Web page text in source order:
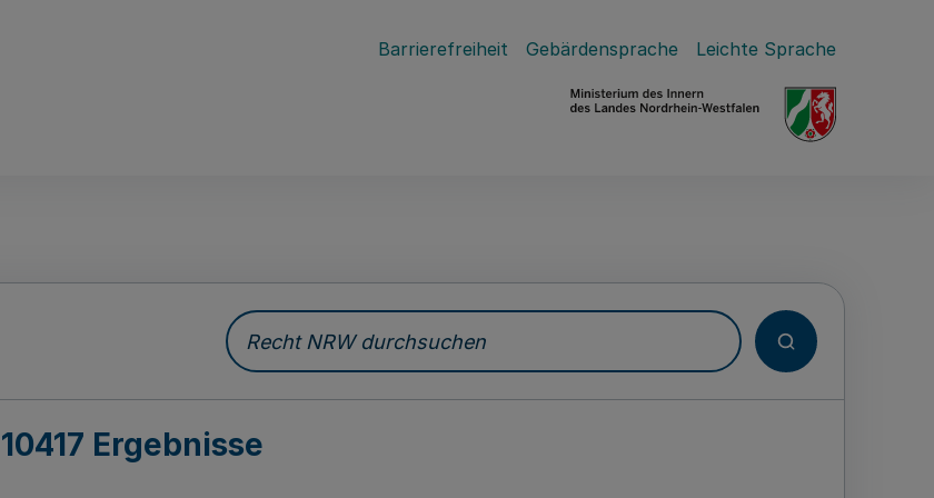
Barrierefreiheit Gebärdensprache Leichte Sprache
Recht NRW durchsuchen
10417 Ergebnisse